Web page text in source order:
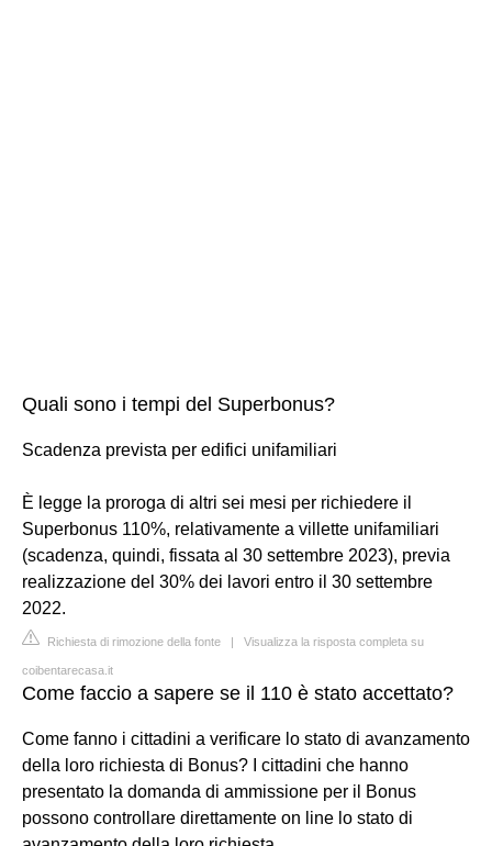
Quali sono i tempi del Superbonus?
Scadenza prevista per edifici unifamiliari
È legge la proroga di altri sei mesi per richiedere il
Superbonus 110%, relativamente a villette unifamiliari
(scadenza, quindi, fissata al 30 settembre 2023), previa
realizzazione del 30% dei lavori entro il 30 settembre
2022.
Richiesta di rimozione della fonte | Visualizza la risposta completa su
coibentarecasa.it
Come faccio a sapere se il 110 è stato accettato?
Come fanno i cittadini a verificare lo stato di avanzamento
della loro richiesta di Bonus? I cittadini che hanno
presentato la domanda di ammissione per il Bonus
possono controllare direttamente on line lo stato di